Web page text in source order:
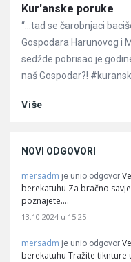
Članci
Kur'anske poruke
“…tad se čarobnjaci
Gospodara Harunovog i
sedžde pobrisao je
naš Gospodar?!
Više
NOVI ODGOVORI
mersadm je unio odgovor
berekatuhu Za bračno
poznajete.…
13.10.2024 u 15:25
mersadm je unio odgovor
berekatuhu Tražite